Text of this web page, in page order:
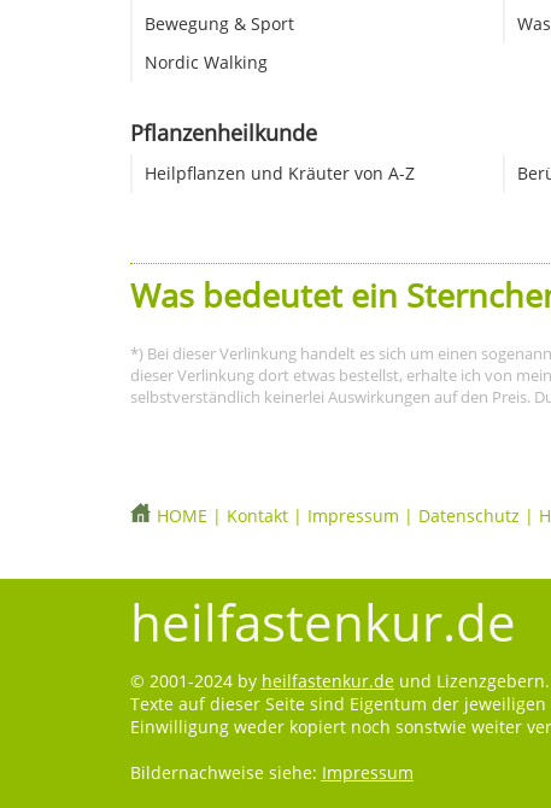
Bewegung & Sport
Nordic Walking
Pflanzenheilkunde
Heilpflanzen und Kräuter von A-Z
Was bedeutet ein
*) Bei dieser Verlinkung handelt es sich um einen
dieser Verlinkung dort etwas bestellst, erhalte ich von
selbstverständlich keinerlei Auswirkungen auf den Preis.
HOME | Kontakt| Impressum | Datenschutz |
heilfastenkur.de
© 2001-2024 by heilfastenkur.deund
Texte auf dieser Seite sind Eigentum der
Einwilligung weder kopiert noch sonstwie weiter
Bildernachweise siehe: Impressum